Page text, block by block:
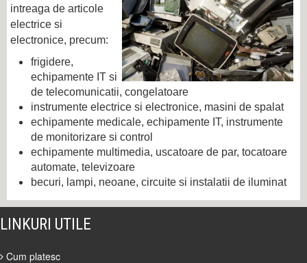
intreaga de articole
electrice si
electronice, precum:
frigidere,
echipamente IT si
de telecomunicatii, congelatoare
instrumente electrice si electronice, masini de spalat
echipamente medicale, echipamente IT, instrumente
de monitorizare si control
echipamente multimedia, uscatoare de par, tocatoare
automate, televizoare
becuri, lampi, neoane, circuite si instalatii de iluminat
LINKURI UTILE
Cum platesc